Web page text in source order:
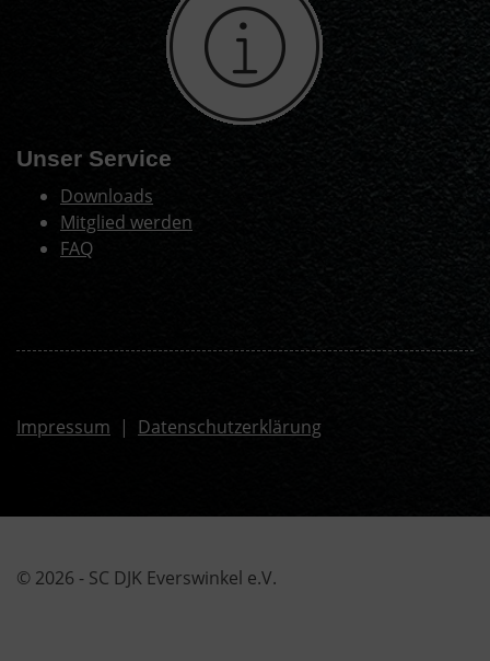
Unser Service
Downloads
Mitglied werden
FAQ
Impressum | Datenschutzerklärung
© 2026 - SC DJK Everswinkel e.V.